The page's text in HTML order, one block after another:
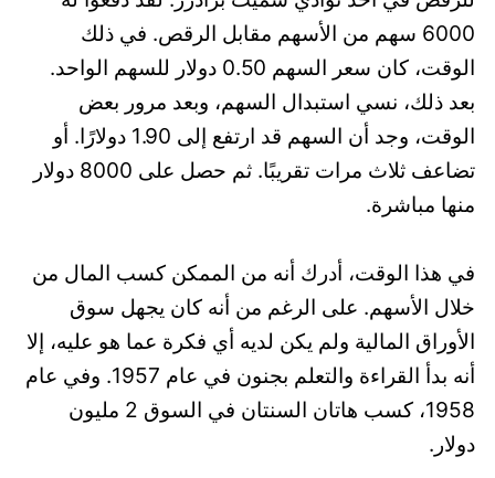
6000 سهم من الأسهم مقابل الرقص. في ذلك
الوقت، كان سعر السهم 0.50 دولار للسهم الواحد.
بعد ذلك، نسي استبدال السهم، وبعد مرور بعض
الوقت، وجد أن السهم قد ارتفع إلى 1.90 دولارًا. أو
تضاعف ثلاث مرات تقريبًا. ثم حصل على 8000 دولار
منها مباشرة.
في هذا الوقت، أدرك أنه من الممكن كسب المال من
خلال الأسهم. على الرغم من أنه كان يجهل سوق
الأوراق المالية ولم يكن لديه أي فكرة عما هو عليه، إلا
أنه بدأ القراءة والتعلم بجنون في عام 1957. وفي عام
1958، كسب هاتان السنتان في السوق 2 مليون
دولار.